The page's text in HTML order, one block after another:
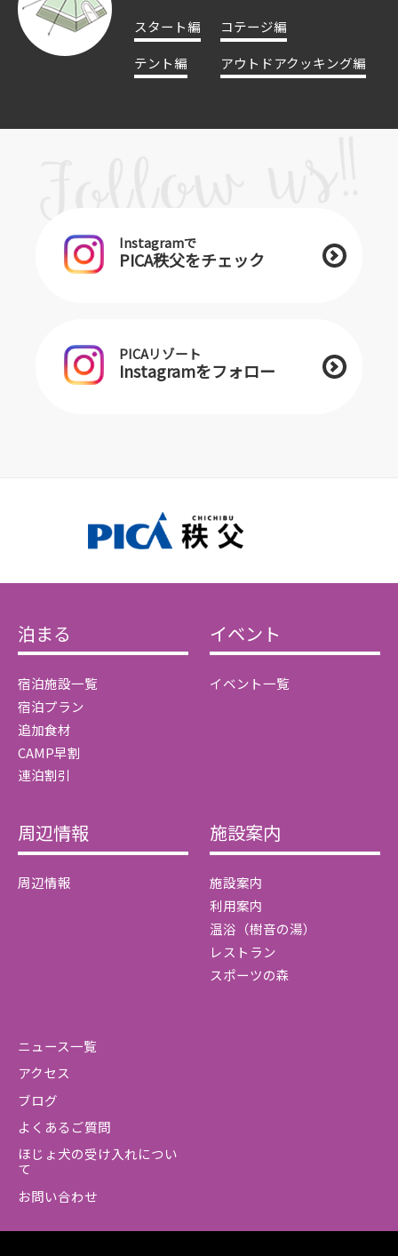
スタート編
コテージ編
テント編
アウトドアクッキング編
Instagramで
PICA秩父をチェック
PICAリゾート
Instagramをフォロー
泊まる
宿泊施設一覧
宿泊プラン
追加食材
CAMP早割
連泊割引
イベント
イベント一覧
周辺情報
周辺情報
施設案内
施設案内
利用案内
温浴（樹音の湯）
レストラン
スポーツの森
ニュース一覧
アクセス
ブログ
よくあるご質問
ほじょ犬の受け入れについ
て
お問い合わせ